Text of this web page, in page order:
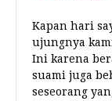
Kapan hari
ujungnya
Ini karena
suami juga
seseorang